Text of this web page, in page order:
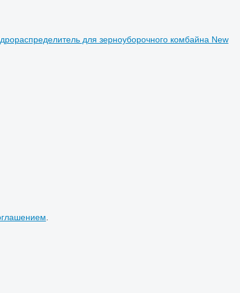
для зерноуборочного комбайна New